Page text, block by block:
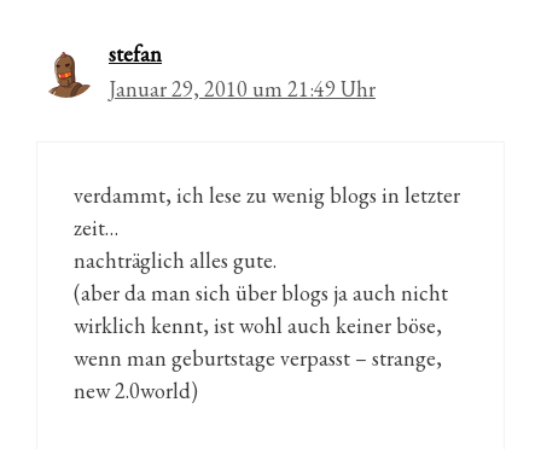
stefan
Januar 29, 2010 um 21:49 Uhr
verdammt, ich lese zu wenig blogs in letzter
zeit…
nachträglich alles gute.
(aber da man sich über blogs ja auch nicht
wirklich kennt, ist wohl auch keiner böse,
wenn man geburtstage verpasst – strange,
new 2.0world)